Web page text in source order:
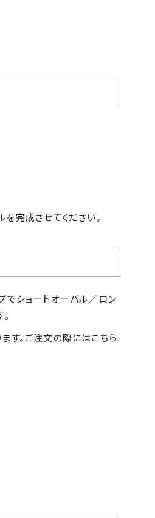
完成させてください。
でショートオーバル／ロン
す。ご注文の際にはこちら